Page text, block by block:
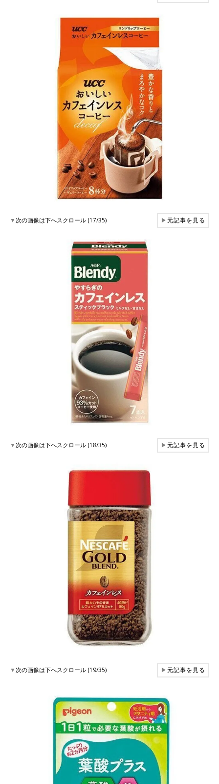
▼次の画像は下へスクロール (17/35) ▶元記事を見る
▼次の画像は下へスクロール (18/35) ▶元記事を見る
▼次の画像は下へスクロール (19/35) ▶元記事を見る